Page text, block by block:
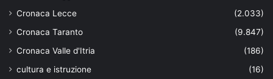
Cronaca Lecce
(2.033)
Cronaca Taranto
(9.847)
Cronaca Valle d'Itria
(186)
cultura e istruzione
(16)